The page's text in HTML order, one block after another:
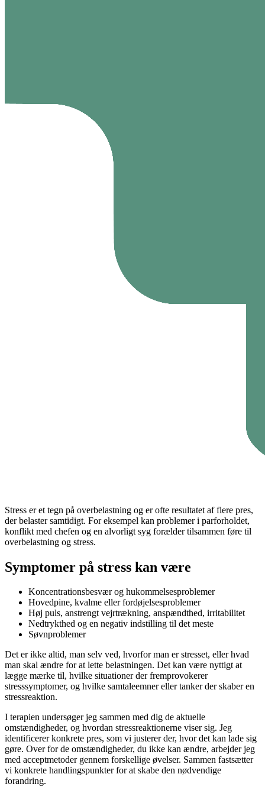
Stress er et tegn på overbelastning og er ofte resultatet af flere pres,
der belaster samtidigt. For eksempel kan problemer i parforholdet,
konflikt med chefen og en alvorligt syg forælder tilsammen føre til
overbelastning og stress.
Symptomer på stress kan være
Koncentrationsbesvær og hukommelsesproblemer
Hovedpine, kvalme eller fordøjelsesproblemer
Høj puls, anstrengt vejrtrækning, anspændthed, irritabilitet
Nedtrykthed og en negativ indstilling til det meste
Søvnproblemer
Det er ikke altid, man selv ved, hvorfor man er stresset, eller hvad
man skal ændre for at lette belastningen. Det kan være nyttigt at
lægge mærke til, hvilke situationer der fremprovokerer
stresssymptomer, og hvilke samtaleemner eller tanker der skaber en
stressreaktion.
I terapien undersøger jeg sammen med dig de aktuelle
omstændigheder, og hvordan stressreaktionerne viser sig. Jeg
identificerer konkrete pres, som vi justerer der, hvor det kan lade sig
gøre. Over for de omstændigheder, du ikke kan ændre, arbejder jeg
med acceptmetoder gennem forskellige øvelser. Sammen fastsætter
vi konkrete handlingspunkter for at skabe den nødvendige
forandring.